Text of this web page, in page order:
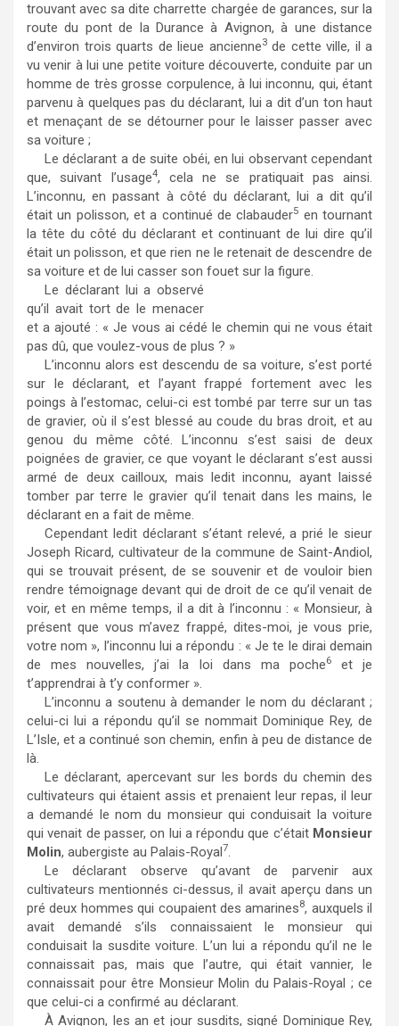
trouvant avec sa dite charrette chargée de garances, sur la
route du pont de la Durance à Avignon, à une distance
d’environ trois quarts de lieue ancienne3de cette ville, il a
vu venir à lui une petite voiture découverte, conduite par un
homme de très grosse corpulence, à lui inconnu, qui, étant
parvenu à quelques pas du déclarant, lui a dit d’un ton haut
et menaçant de se détourner pour le laisser passer avec
sa voiture ;
Le déclarant a de suite obéi, en lui observant cependant
que, suivant l’usage4, cela ne se pratiquait pas ainsi.
L’inconnu, en passant à côté du déclarant, lui a dit qu’il
était un polisson, et a continué de clabauder5 en tournant
la tête du côté du déclarant et continuant de lui dire qu’il
était un polisson, et que rien ne le retenait de descendre de
sa voiture et de lui casser son fouet sur la figure.
Le déclarant lui a observé
qu’il avait tort de le menacer
et a ajouté : « Je vous ai cédé le chemin qui ne vous était
pas dû, que voulez-vous de plus ? »
L’inconnu alors est descendu de sa voiture, s’est porté
sur le déclarant, et l’ayant frappé fortement avec les
poings à l’estomac, celui-ci est tombé par terre sur un tas
de gravier, où il s’est blessé au coude du bras droit, et au
genou du même côté. L’inconnu s’est saisi de deux
poignées de gravier, ce que voyant le déclarant s’est aussi
armé de deux cailloux, mais ledit inconnu, ayant laissé
tomber par terre le gravier qu’il tenait dans les mains, le
déclarant en a fait de même.
Cependant ledit déclarant s’étant relevé, a prié le sieur
Joseph Ricard, cultivateur de la commune de Saint-Andiol,
qui se trouvait présent, de se souvenir et de vouloir bien
rendre témoignage devant qui de droit de ce qu’il venait de
voir, et en même temps, il a dit à l’inconnu : « Monsieur, à
présent que vous m’avez frappé, dites-moi, je vous prie,
votre nom », l’inconnu lui a répondu : « Je te le dirai demain
de mes nouvelles, j’ai la loi dans ma poche6et je
t’apprendrai à t’y conformer ».
L’inconnu a soutenu à demander le nom du déclarant ;
celui-ci lui a répondu qu’il se nommait Dominique Rey, de
L’Isle, et a continué son chemin, enfin à peu de distance de
là.
Le déclarant, apercevant sur les bords du chemin des
cultivateurs qui étaient assis et prenaient leur repas, il leur
a demandé le nom du monsieur qui conduisait la voiture
qui venait de passer, on lui a répondu que c’était Monsieur
Molin, aubergiste au Palais-Royal7.
Le déclarant observe qu’avant de parvenir aux
cultivateurs mentionnés ci-dessus, il avait aperçu dans un
pré deux hommes qui coupaient des amarines8, auxquels il
avait demandé s’ils connaissaient le monsieur qui
conduisait la susdite voiture. L’un lui a répondu qu’il ne le
connaissait pas, mais que l’autre, qui était vannier, le
connaissait pour être Monsieur Molin du Palais-Royal ; ce
que celui-ci a confirmé au déclarant.
À Avignon, les an et jour susdits, signé Dominique Rey,